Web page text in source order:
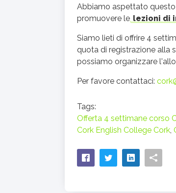
Abbiamo aspettato
promuovere le lezioni di
Siamo lieti di offrire 4
quota di registrazione alla
possiamo organizzare
Per favore contattaci:
Tags:
Offerta 4 settimane corso
Cork English College Cork,